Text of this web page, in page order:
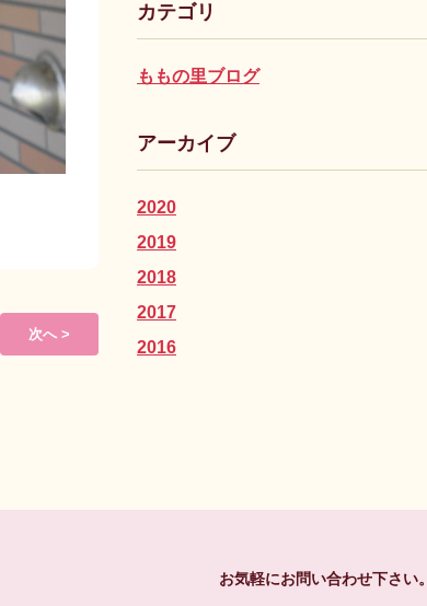
次へ >
カテゴリ
ももの里ブログ
アーカイブ
2020
2019
2018
2017
2016
お気軽にお問い合わせ下さい。